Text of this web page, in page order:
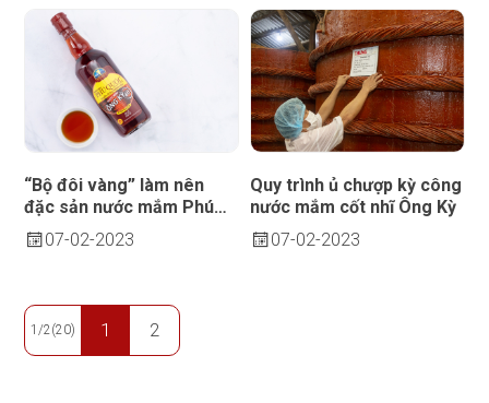
“Bộ đôi vàng” làm nên
đặc sản nước mắm Phú
Quốc
07 02-2023
Quy trình ủ chượp kỳ công
nước mắm cốt nhĩ Ông Kỳ
07 02-2023
1/2(20) 1 2